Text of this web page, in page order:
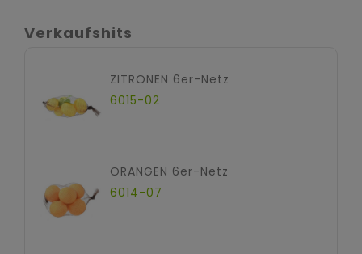
Verkaufshits
ZITRONEN 6er-Netz
6015-02
ORANGEN 6er-Netz
6014-07